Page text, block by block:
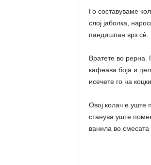
Го составуваме
слој јаболка,
пандишпан врз сè.
Вратете во рерна.
кафеава боја и
исечете го на коцки.
Овој колач е уште
станува уште
ванила во